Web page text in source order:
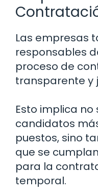
Las empresas
responsables
proceso de
transparente y
Esto implica
candidatos
puestos, sino
que se
para la
temporal.